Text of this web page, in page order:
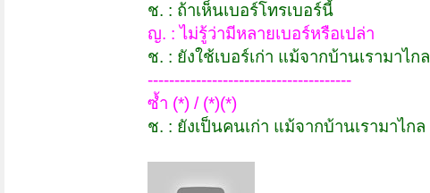
ช. : ถ้าเห็นเบอร์โทรเบอร์นี้
ญ. : ไม่รู้ว่ามีหลายเบอร์หรือเปล่า
ช. : ยังใช้เบอร์เก่า แม้จากบ้านเรามาไกล
--------------------------------------
ซ้ำ (*) / (*)(*)
ช. : ยังเป็นคนเก่า แม้จากบ้านเรามาไกล